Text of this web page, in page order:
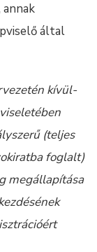
annak
által
kívül-
(teljes
foglalt)
megállapítása